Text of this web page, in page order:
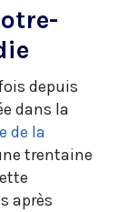
depuis
dans la
de la
trentaine
après